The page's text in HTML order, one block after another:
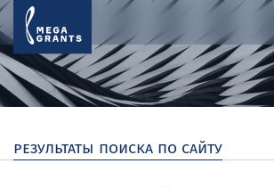
результаты поиска по сайту